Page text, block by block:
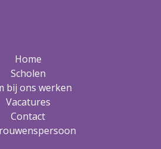
Home
Scholen
bij ons werken
Vacatures
Contact